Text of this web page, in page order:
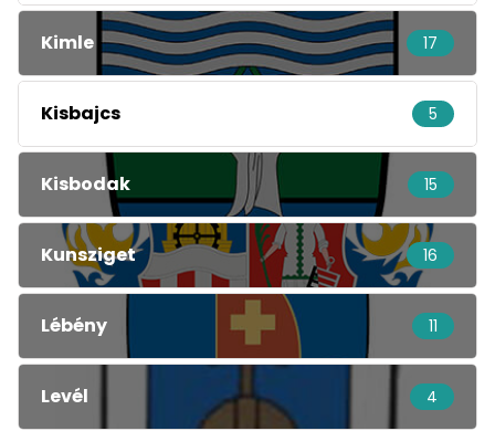
Kimle 17
Kisbajcs 5
Kisbodak 15
Kunsziget 16
Lébény 11
Levél 4